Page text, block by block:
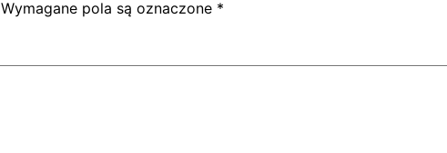
Wymagane pola są oznaczone *